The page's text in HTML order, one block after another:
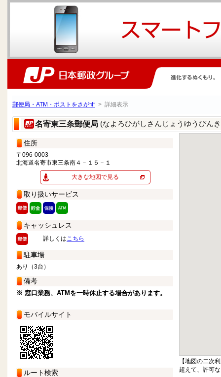
郵便局・ATM・ポストをさがす > 詳細表示
名寄東三条郵便局 (なよろひがしさんじょうゆうびん
住所
〒096-0003
北海道名寄市東三条南４－１５－１
大きな地図で見る
取り扱いサービス
キャッシュレス
詳しくはこちら
駐車場
あり（3台）
備考
※ 窓口業務、ATMを一時休止する場合があります。
モバイルサイト
ルート検索
【地図の二次
超えて、許可